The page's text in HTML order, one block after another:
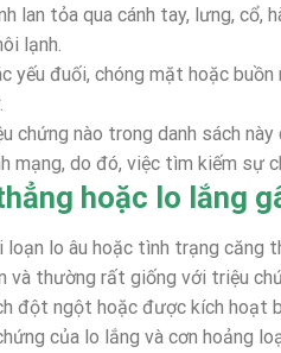
lan tỏa qua cánh tay, lưng, cổ,
lạnh.
yếu đuối, chóng mặt hoặc buồn
chứng nào trong danh sách
mạng, do đó, việc tìm kiếm sự
hoặc lo lắng
lo âu hoặc tình trạng căng
và thường rất giống với triệu
đột ngột hoặc được kích hoạt
của lo lắng và cơn hoảng